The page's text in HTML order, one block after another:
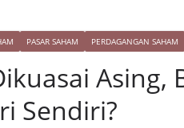
PASAR SAHAM PERDAGANGAN SAHAM
Asing,
Sendiri?